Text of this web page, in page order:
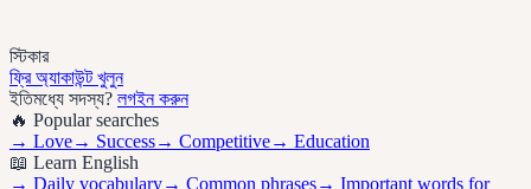
স্টিকার
ফ্রি অ্যাকাউন্ট খুলুন
ইতিমধ্যে সদস্য? লগইন করুন
🔥 Popular searches
→ Love→ Success→ Competitive→ Education
📖 Learn English
→ Daily vocabulary→ Common phrases→ Important words for